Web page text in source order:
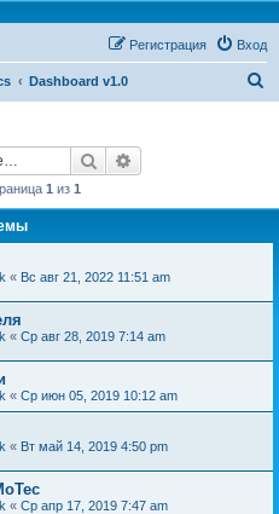
Вход
Регистрация
Dashboard v1.0
Поиск
1 из 1
« Вс авг 21, 2022 11:51 am
« Ср авг 28, 2019 7:14 am
« Ср июн 05, 2019 10:12 am
« Вт май 14, 2019 4:50 pm
« Ср апр 17, 2019 7:47 am